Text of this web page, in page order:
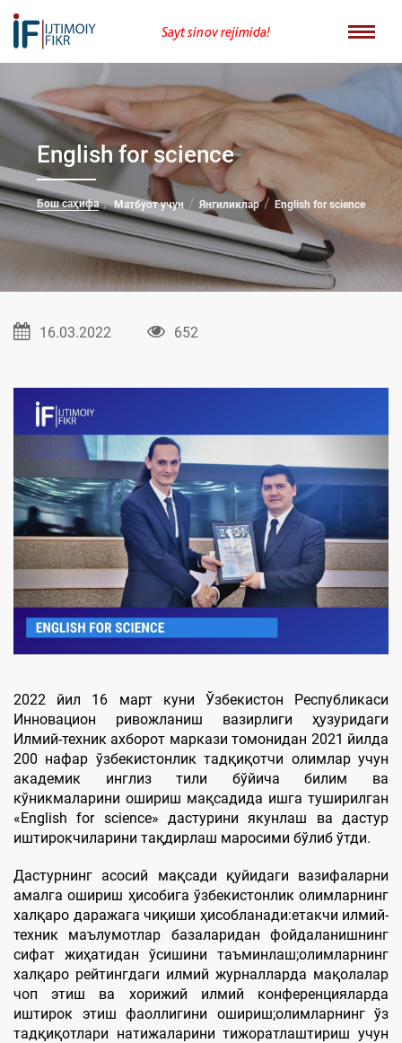
Sayt sinov rejimida!
English for science
Бош саҳифа Матбуот учун Янгиликлар English for science
16.03.2022 652
2022 йил 16 март куни Ўзбекистон Республикаси
Инновацион ривожланиш вазирлиги ҳузуридаги
Илмий-техник ахборот маркази томонидан 2021 йилда
200 нафар ўзбекистонлик тадқиқотчи олимлар учун
академик инглиз тили бўйича билим ва
кўникмаларини ошириш мақсадида ишга туширилган
«English for science» дастурини якунлаш ва дастур
иштирокчиларини тақдирлаш маросими бўлиб ўтди.
Дастурнинг асосий мақсади қуйидаги вазифаларни
амалга ошириш ҳисобига ўзбекистонлик олимларнинг
халқаро даражага чиқиши ҳисобланади:етакчи илмий-
техник маълумотлар базаларидан фойдаланишнинг
сифат жиҳатидан ўсишини таъминлаш;олимларнинг
халқаро рейтингдаги илмий журналларда мақолалар
чоп этиш ва хорижий илмий конференцияларда
иштирок этиш фаоллигини ошириш;олимларнинг ўз
тадқиқотлари натижаларини тижоратлаштириш учун